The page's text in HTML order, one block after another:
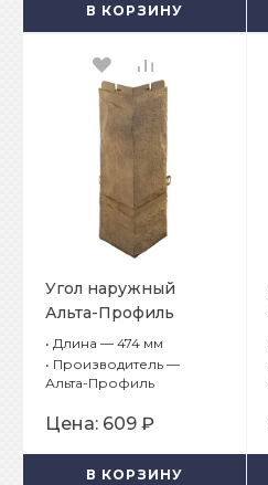
В КОРЗИНУ
Угол наружный
Альта-Профиль
Гранит Балканский
• Длина — 474 мм
• Производитель —
Альта-Профиль
Цена: 609 ₽
В КОРЗИНУ